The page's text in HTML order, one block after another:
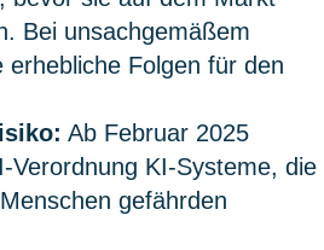
Bei unsachgemäßem
erhebliche Folgen für den
Ab Februar 2025
Verordnung KI-Systeme, die
gefährden